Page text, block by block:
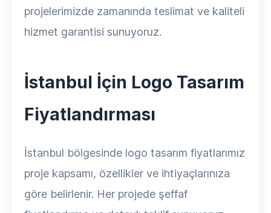
projelerimizde zamanında teslimat ve kaliteli
hizmet garantisi sunuyoruz.
İstanbul İçin Logo Tasarım
Fiyatlandırması
İstanbul bölgesinde logo tasarım fiyatlarımız
proje kapsamı, özellikler ve ihtiyaçlarınıza
göre belirlenir. Her projede şeffaf